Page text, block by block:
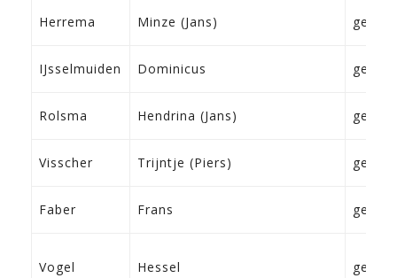
Herrema Minze (Jans) geen
IJsselmuiden Dominicus geen
Rolsma Hendrina (Jans) geen
Visscher Trijntje (Piers) geen
Faber Frans geen
Vogel Hessel geen